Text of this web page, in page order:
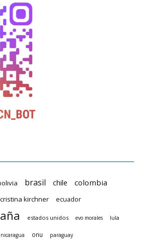
brasil chile colombia
cristina kirchner ecuador
estados unidos evo morales lula
nicaragua onu paraguay